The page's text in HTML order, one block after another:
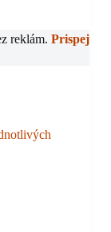
reklám. Prispej